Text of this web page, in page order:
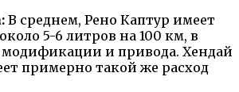
В среднем, Рено Каптур имеет
5-6 литров на 100 км, в
модификации и привода. Хендай
примерно такой же расход